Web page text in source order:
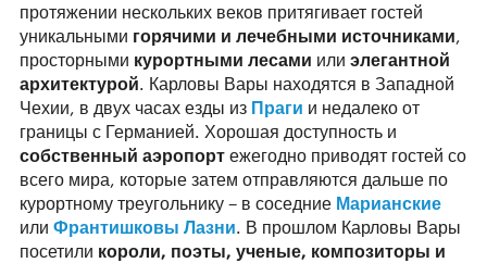
протяжении нескольких веков притягивает гостей
уникальными горячими и лечебными источниками,
просторными курортными лесами или элегантной
архитектурой. Карловы Вары находятся в Западной
Чехии, в двух часах езды из Праги и недалеко от
границы с Германией. Хорошая доступность и
собственный аэропорт ежегодно приводят гостей со
всего мира, которые затем отправляются дальше по
курортному треугольнику – в соседние Марианские
или Франтишковы Лазни. В прошлом Карловы Вары
посетили короли, поэты, ученые, композиторы и